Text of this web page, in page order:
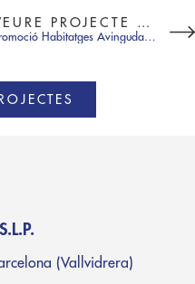
VEURE PROJECTE SEGÜENT
Promoció Habitatges Avinguda Consell d’Europa, 9-11
(Vallvidrera)